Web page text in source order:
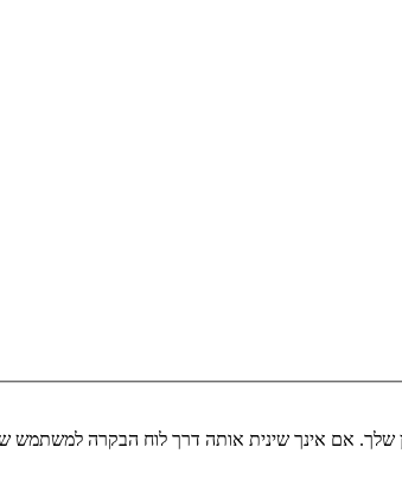
שלך. אם אינך שינית אותה דרך לוח הבקרה